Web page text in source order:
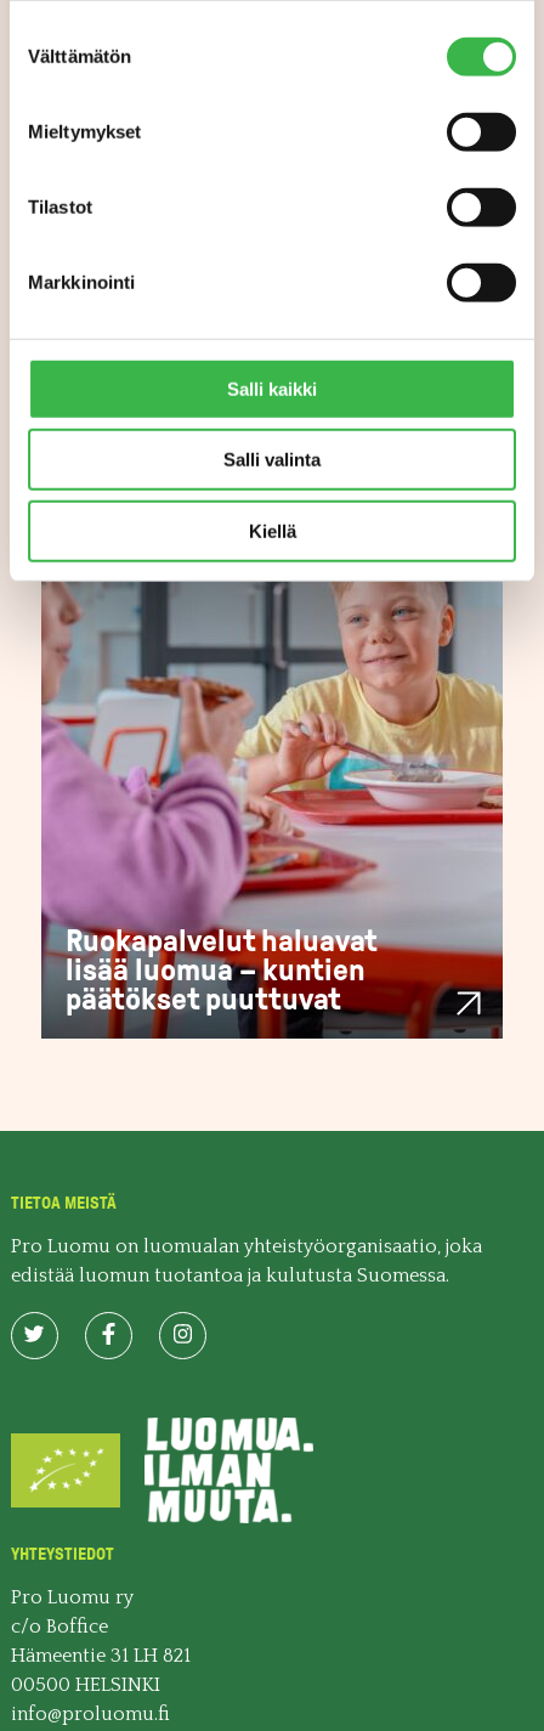
valinta
Välttämätön
Mieltymykset
Tilastot
Markkinointi
Salli kaikki
Salli valinta
Kiellä
kasvuun? Tilastojen
tapahtumassa
Ruokapalvelut haluavat
lisää luomua – kuntien
päätökset puuttuvat
TIETOA MEISTÄ
Pro Luomu on luomualan yhteistyöorganisaatio, joka
edistää luomun tuotantoa ja kulutusta Suomessa.
YHTEYSTIEDOT
Pro Luomu ry
c/o Boffice
Hämeentie 31 LH 821
00500 HELSINKI
info@proluomu.fi